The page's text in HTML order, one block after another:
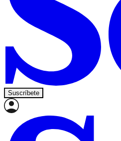
Suscríbete